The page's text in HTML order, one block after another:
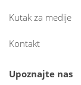
Kutak za medije
Kontakt
Upoznajte nas